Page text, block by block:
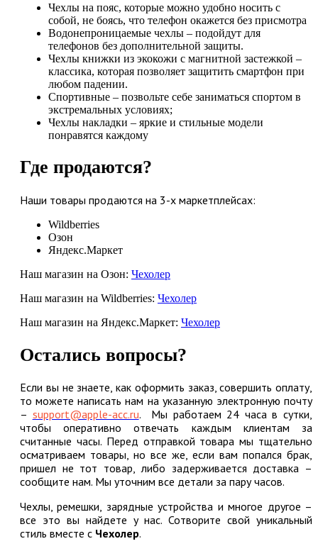
Чехлы на пояс, которые можно удобно носить с
собой, не боясь, что телефон окажется без присмотра
Водонепроницаемые чехлы – подойдут для
телефонов без дополнительной защиты.
Чехлы книжки из экокожи с магнитной застежкой –
классика, которая позволяет защитить смартфон при
любом падении.
Спортивные – позвольте себе заниматься спортом в
экстремальных условиях;
Чехлы накладки – яркие и стильные модели
понравятся каждому
Где продаются?
Наши товары продаются на 3-х маркетплейсах:
Wildberries
Озон
Яндекс.Маркет
Наш магазин на Озон: Чехолер
Наш магазин на Wildberries: Чехолер
Наш магазин на Яндекс.Маркет: Чехолер
Остались вопросы?
Если вы не знаете, как оформить заказ, совершить оплату,
то можете написать нам на указанную электронную почту
– support@apple-acc.ru.
Мы работаем 24 часа в сутки,
чтобы оперативно отвечать каждым клиентам за
считанные часы. Перед отправкой товара мы тщательно
осматриваем товары, но все же, если вам попался брак,
пришел не тот товар, либо задерживается доставка –
сообщите нам. Мы уточним все детали за пару часов.
Чехлы, ремешки, зарядные устройства и многое другое –
все это вы найдете у нас. Сотворите свой уникальный
стиль вместе с Чехолер.